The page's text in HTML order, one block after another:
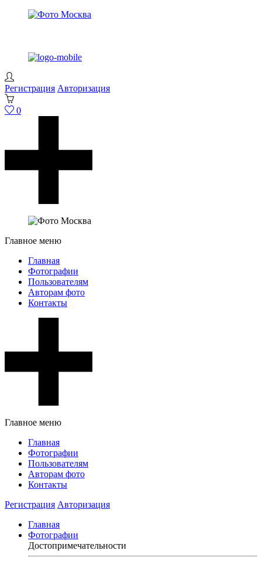
Регистрация Авторизация
0
Главное меню
Главная
Фотографии
Пользователям
Авторам фото
Контакты
Главное меню
Главная
Фотографии
Пользователям
Авторам фото
Контакты
Регистрация Авторизация
Главная
Фотографии
Достопримечательности